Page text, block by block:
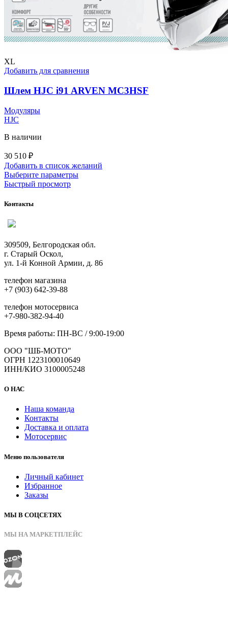
XL
Добавить для сравнения
Шлем HJC i91 ARVEN MC3HSF
Модуляры
HJC
В наличии
30 510 ₽
Добавить в список желаний
Выберите параметрыЭтот
на
товара.
Быстрый просмотр
Контакты
309509, Белгородская обл.
г. Старый Оскол,
ул. 1-й Конной Армии, д. 86
телефон магазина
+7 (903) 642-39-88
телефон мотосервиса
+7-980-382-94-40
Время работы: ПН-ВС / 9:00-19:00
ООО "ШБ-МОТО"
ОГРН 1223100010649
ИНН/КИО 3100005248
О НАС
Наша команда
Контакты
Доставка и оплата
Мотосервис
Меню пользователя
Личный кабинет
Избранное
Заказы
МЫ В СОЦСЕТЯХ
МЫ НА МАРКЕТПЛЕЙС